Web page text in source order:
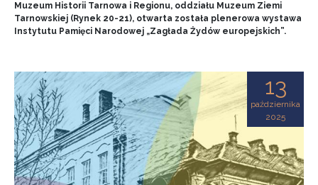
Muzeum Historii Tarnowa i Regionu, oddziału Muzeum Ziemi
Tarnowskiej (Rynek 20-21), otwarta została plenerowa wystawa
Instytutu Pamięci Narodowej „Zagłada Żydów europejskich”.
13
października
2025